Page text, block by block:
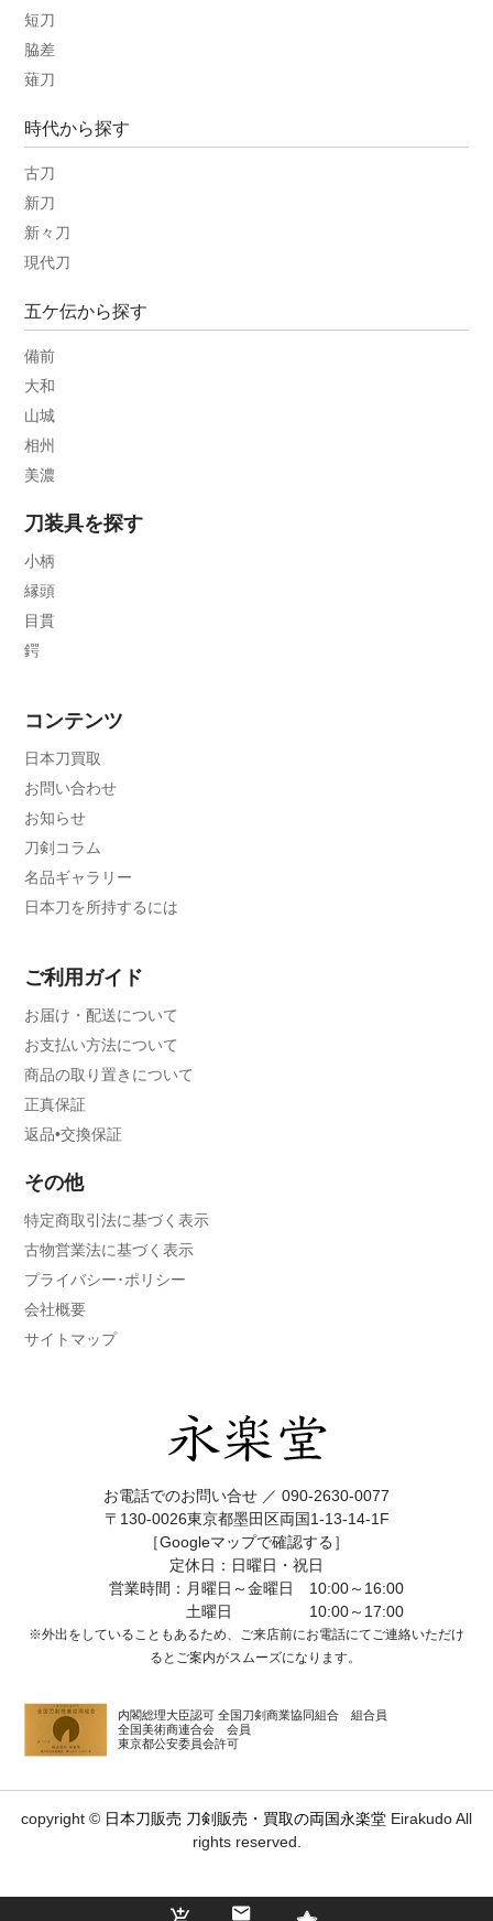
短刀
脇差
薙刀
時代から探す
古刀
新刀
新々刀
現代刀
五ケ伝から探す
備前
大和
山城
相州
美濃
刀装具を探す
小柄
縁頭
目貫
鍔
コンテンツ
日本刀買取
お問い合わせ
お知らせ
刀剣コラム
名品ギャラリー
日本刀を所持するには
ご利用ガイド
お届け・配送について
お支払い方法について
商品の取り置きについて
正真保証
返品•交換保証
その他
特定商取引法に基づく表示
古物営業法に基づく表示
プライバシー･ポリシー
会社概要
サイトマップ
お電話でのお問い合せ ／ 090-2630-0077
〒130-0026東京都墨田区両国1-13-14-1F
［Googleマップで確認する］
定休日：日曜日・祝日
営業時間：月曜日～金曜日 10:00～16:00
土曜日 10:00～17:00
※外出をしていることもあるため、ご来店前にお電話にてご連絡いただけ
ると ご案内がスムーズになります。
内閣総理大臣認可 全国刀剣商業協同組合 組合員
全国美術商連合会 会員
東京都公安委員会許可
copyright © 日本刀販売 刀剣販売・買取の両国永楽堂 Eirakudo All
rights reserved.